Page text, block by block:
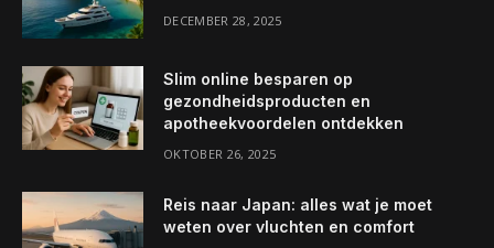
DECEMBER 28, 2025
Slim online besparen op
gezondheidsproducten en
apotheekvoordelen ontdekken
OKTOBER 26, 2025
Reis naar Japan: alles wat je moet
weten over vluchten en comfort